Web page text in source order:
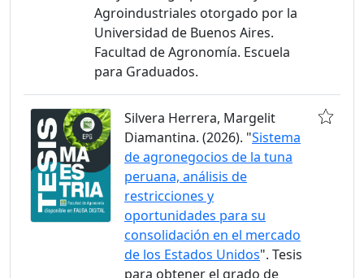
Agroindustriales otorgado por la
Universidad de Buenos Aires.
Facultad de Agronomía. Escuela
para Graduados.
Silvera Herrera, Margelit
Diamantina. (2026). "Sistema
de agronegocios de la tuna
peruana, análisis de
restricciones y
oportunidades para su
consolidación en el mercado
de los Estados Unidos". Tesis
para obtener el grado de